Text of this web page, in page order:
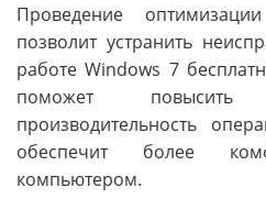
Проведение
позволит устранить
работе Windows 7
поможет
производительность
обеспечит более
компьютером.